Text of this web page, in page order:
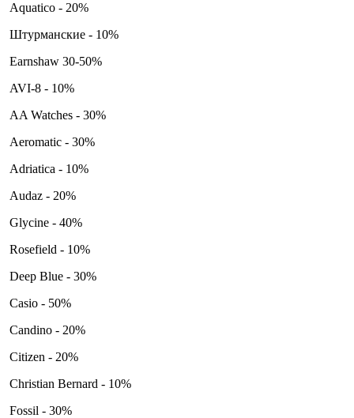
Aquatico - 20%
Штурманские - 10%
Earnshaw 30-50%
AVI-8 - 10%
AA Watches - 30%
Aeromatic - 30%
Adriatica - 10%
Audaz - 20%
Glycine - 40%
Rosefield - 10%
Deep Blue - 30%
Casio - 50%
Candino - 20%
Citizen - 20%
Christian Bernard - 10%
Fossil - 30%